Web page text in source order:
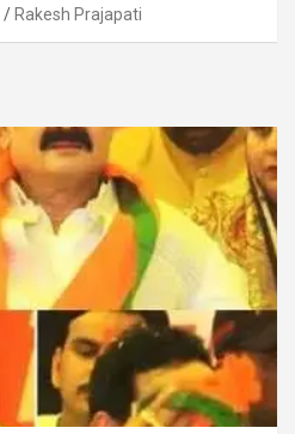
Rakesh Prajapati